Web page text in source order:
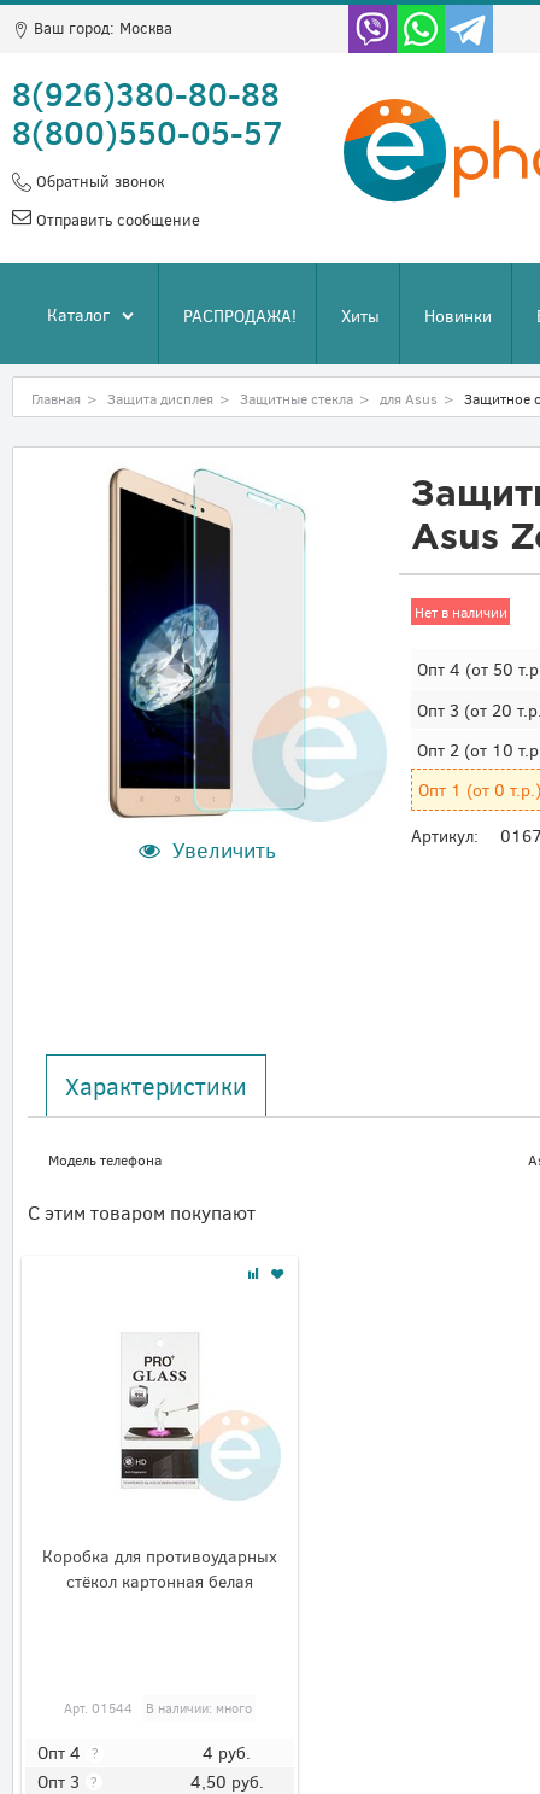
Ваш город: Москва
8(926)380-80-88
8(800)550-05-57
Обратный звонок
Отправить сообщение
Каталог РАСПРОДАЖА! Хиты Новинки
Главная > Защита дисплея > Защитные стекла > для Asus > Защитное
Увеличить
Asus
Нет в наличии
Опт 4 (от 50
Опт 3 (от 20
Опт 2(от 10
Опт 1 (от 0 т.р.)
Артикул:
Характеристики
Модель телефона
С этим товаром покупают
Коробка для противоударных
стёкол картонная белая
Арт. 01544 В наличии: много
Опт 4 ? 4 руб.
Опт 3 ? 4,50 руб.